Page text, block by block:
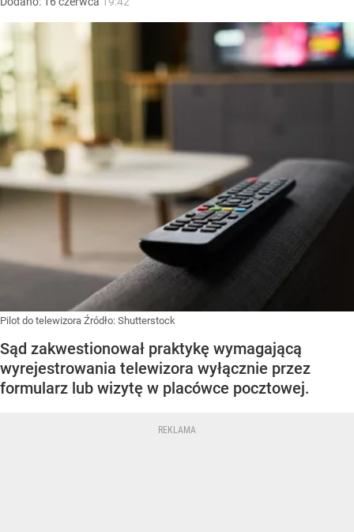
Pilot do telewizora Źródło: Shutterstock
Sąd zakwestionował praktykę wymagającą
wyrejestrowania telewizora wyłącznie przez
formularz lub wizytę w placówce pocztowej.